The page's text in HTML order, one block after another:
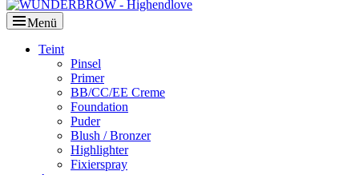
Menü
Primäres
Teint
Pinsel
Primer
BB/CC/EE Creme
Foundation
Puder
Blush / Bronzer
Highlighter
Fixierspray